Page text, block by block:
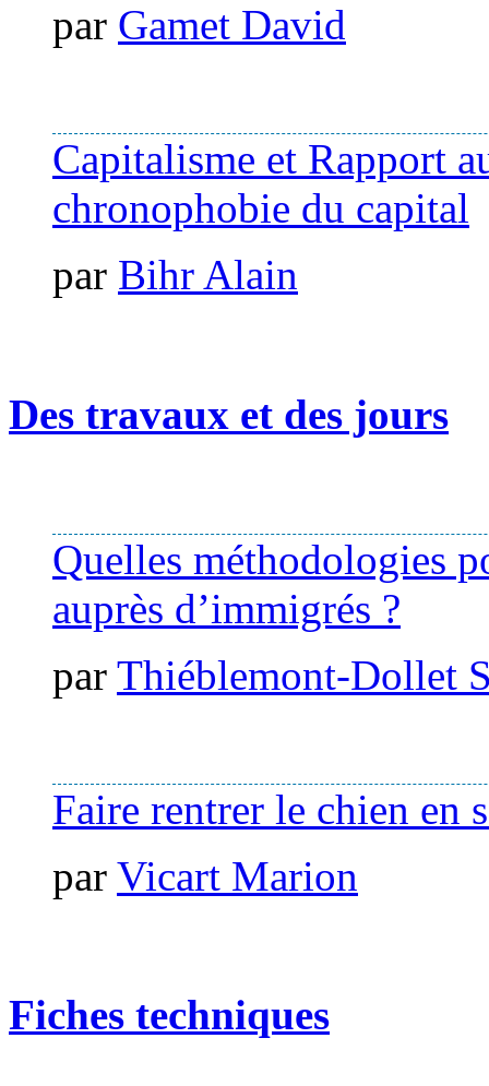
par Gamet David
Capitalisme et Rapport
chronophobie du capital
par Bihr Alain
Des travaux et des jours
Quelles méthodologies
auprès d’immigrés ?
par Thiéblemont-Dollet
Faire rentrer le chien en
par Vicart Marion
Fiches techniques